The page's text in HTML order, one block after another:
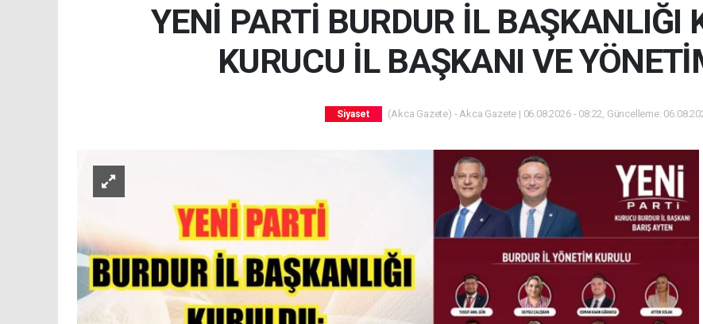
YENİ PARTİ BURDUR İL BAŞKANLIĞI
KURUCU İL BAŞKANI VE
Siyaset (Akca Gazete) - Akca Gazete | 06.08.2026 - 08:22, Güncelleme: